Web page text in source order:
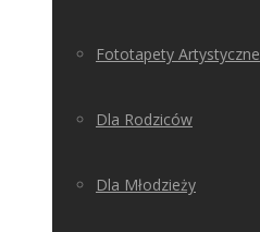
Fototapety Artystyczne
Dla Rodziców
Dla Młodzieży